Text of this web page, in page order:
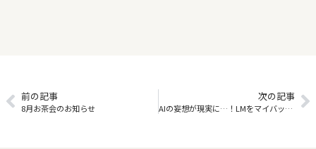
前の記事
8月お茶会のお知らせ
次の記事
AIの妄想が現実に…！LMをマイバッハちっくに